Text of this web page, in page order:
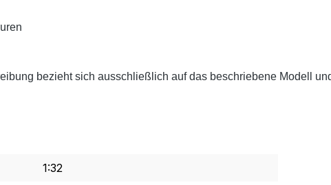
bezieht sich ausschließlich auf das beschriebene Modell
1:32